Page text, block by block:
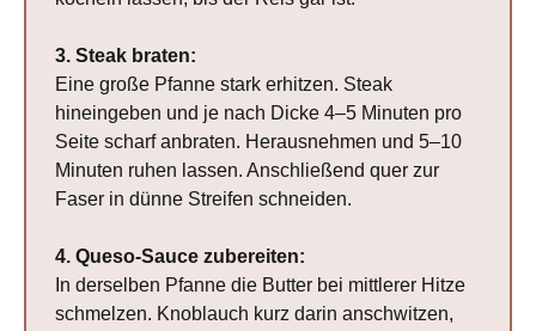
3. Steak braten:
Eine große Pfanne stark erhitzen. Steak
hineingeben und je nach Dicke 4–5 Minuten pro
Seite scharf anbraten. Herausnehmen und 5–10
Minuten ruhen lassen. Anschließend quer zur
Faser in dünne Streifen schneiden.
4. Queso-Sauce zubereiten:
In derselben Pfanne die Butter bei mittlerer Hitze
schmelzen. Knoblauch kurz darin anschwitzen,